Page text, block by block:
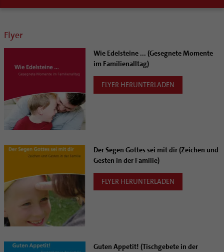
Flyer
Wie Edelsteine ... (Gesegnete Momente
im Familienalltag)
FLYER HERUNTERLADEN
Der Segen Gottes sei mit dir (Zeichen und
Gesten in der Familie)
FLYER HERUNTERLADEN
Guten Appetit! (Tischgebete in der